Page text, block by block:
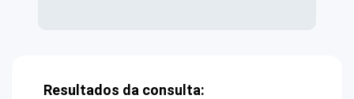
Resultados da consulta: